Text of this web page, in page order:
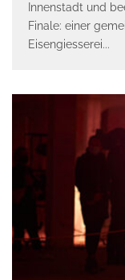
Innenstadt und
Finale: einer
Eisengiesserei...